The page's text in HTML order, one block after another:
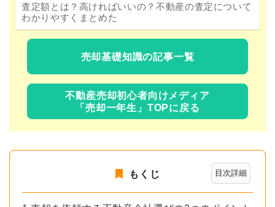
査定額とは？高ければいいの？不動産の査定について
わかりやすくまとめた
売却基礎知識の記事一覧
不動産売却初心者向けメディア
「売却一年生」TOPに戻る
目次詳細
もくじ